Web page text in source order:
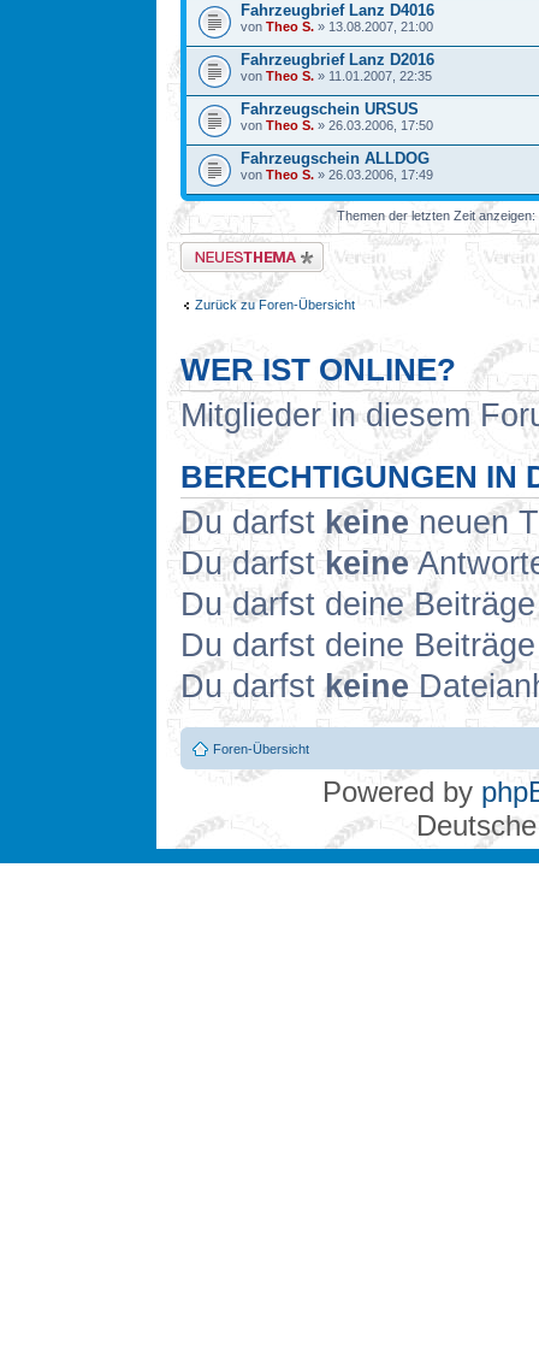
Fahrzeugbrief Lanz D4016
von Theo S. » 13.08.2007, 21:00
Fahrzeugbrief Lanz D2016
von Theo S. » 11.01.2007, 22:35
Fahrzeugschein URSUS
von Theo S. » 26.03.2006, 17:50
Fahrzeugschein ALLDOG
von Theo S. » 26.03.2006, 17:49
Themen der letzten Zeit anzeigen:
Neues Thema erstellen
Zurück zu Foren-Übersicht
WER IST ONLINE?
Mitglieder in diesem
BERECHTIGUNGEN IN
Du darfst keine neuen
Du darfst keine
Du darfst deine
Du darfst deine
Du darfst keine
Foren-Übersicht
Powered by